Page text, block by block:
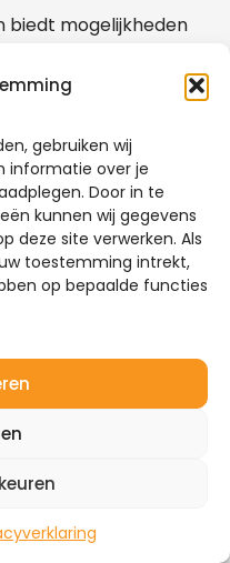
gebruiken wij
informatie over je
Door in te
kunnen wij gegevens
deze site verwerken. Als
toestemming intrekt,
op bepaalde functies
biedt mogelijkheden
wij aanbieden.
gebruik van
niet alleen
in het
laadpalen? Wij
Neem vrijblijvend
zodat we uw
offerte